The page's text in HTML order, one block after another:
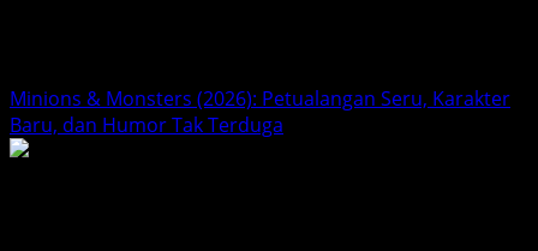
Minions & Monsters (2026): Petualangan Seru, Karakter
Baru, dan Humor Tak Terduga